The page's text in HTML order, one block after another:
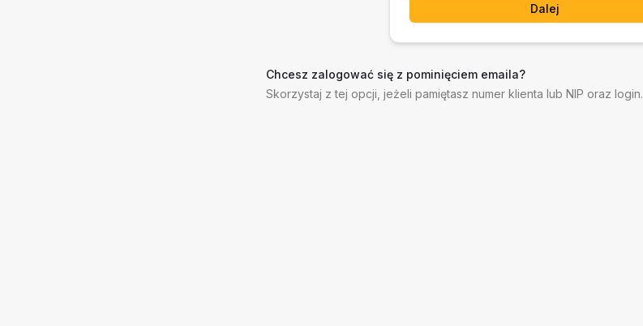
Dalej
Chcesz zalogować się z pominięciem emaila?
Skorzystaj z tej opcji, jeżeli pamiętasz numer klienta lub NIP oraz login.